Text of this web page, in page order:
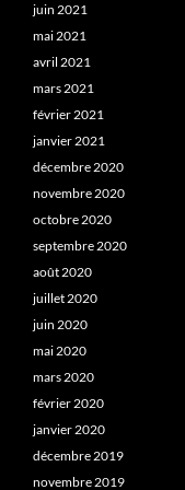
juin 2021
mai 2021
avril 2021
mars 2021
février 2021
janvier 2021
décembre 2020
novembre 2020
octobre 2020
septembre 2020
août 2020
juillet 2020
juin 2020
mai 2020
mars 2020
février 2020
janvier 2020
décembre 2019
novembre 2019